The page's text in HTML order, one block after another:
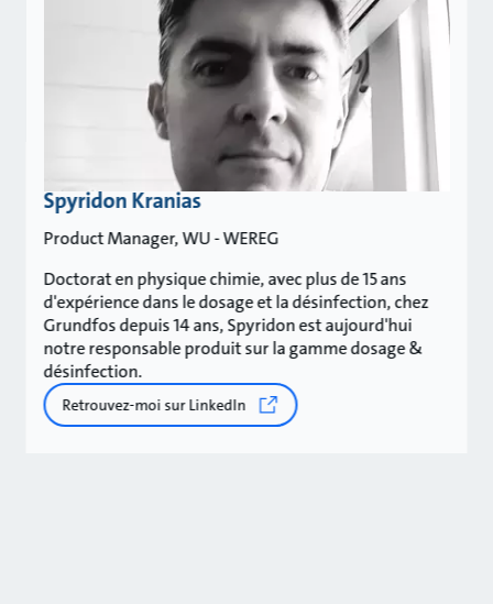
Spyridon Kranias
Product Manager, WU - WEREG
Doctorat en physique chimie, avec plus de 15 ans
d'expérience dans le dosage et la désinfection, chez
Grundfos depuis 14 ans, Spyridon est aujourd'hui
notre responsable produit sur la gamme dosage &
désinfection.
Retrouvez-moi sur LinkedIn